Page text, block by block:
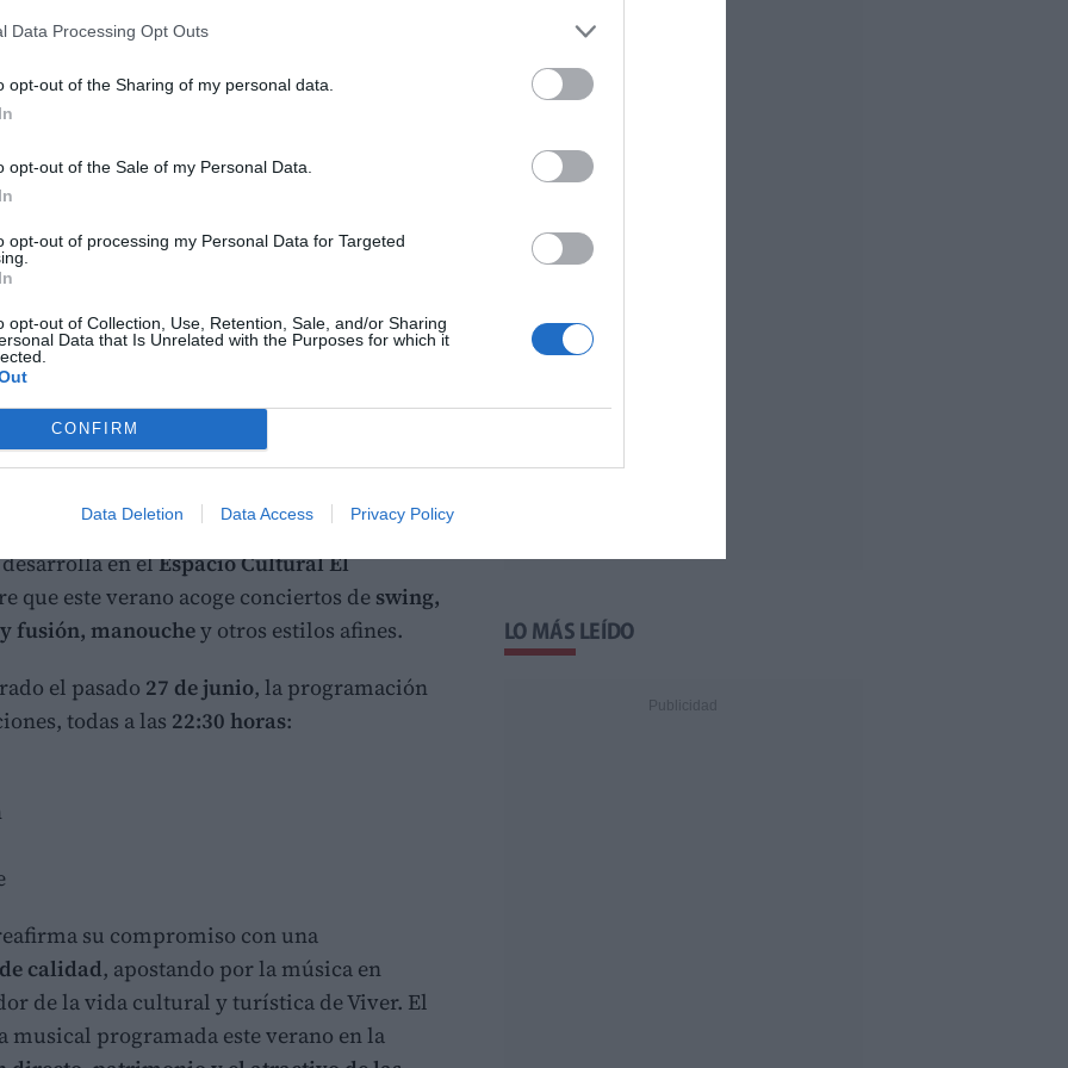
Data Processing Opt Outs
opt-out of the Sharing of my personal data.
opt-out of the Sale of my Personal Data.
opt-out of processing my Personal Data for Targeted
opt-out of Collection, Use, Retention, Sale, and/or Sharing
Data that Is Unrelated with the Purposes for which it
CONFIRM
Data Deletion Data Access Privacy Policy
estival. El certamen reúne a
jazzístico local, comarcal, y también a
e internacional
de Viver, la Generalitat Valenciana y
desarrolla en elEspacio Cultural El
que este verano acoge conciertos de swing,
fusión, manouchey otros estilos afines.
el pasado 27 de junio, la programación
todas a las 22:30 horas:
su compromiso con una
calidad, apostando por la música en
de la vida cultural y turística de Viver. El
musical programada este verano en la
LO MÁS LEÍDO